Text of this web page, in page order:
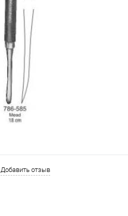
Добавить отзыв